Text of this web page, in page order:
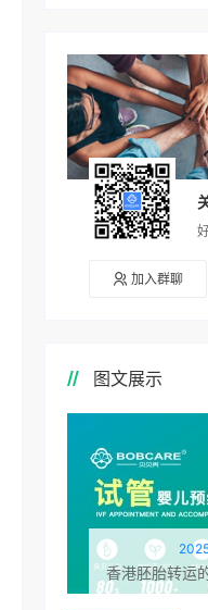
加入群聊
图文展示
香港胚胎转运